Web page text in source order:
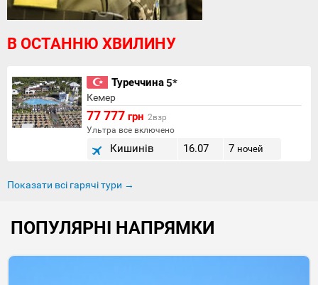
В ОСТАННЮ ХВИЛИНУ
Туреччина5*
Кемер
77 777 грн 2взр
Ультра все включено
Кишинів 16.07 7 ночей
Показати всі гарячі тури →
ПОПУЛЯРНІ НАПРЯМКИ